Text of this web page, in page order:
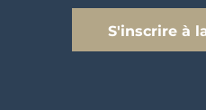
S'inscrire à